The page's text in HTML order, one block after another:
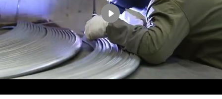
যোগাযোগ
করুন
উদ্ধৃতির
জন্য